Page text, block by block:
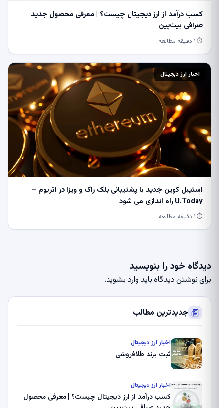
کسب درآمد از ارز دیجیتال چیست؟ | معرفی محصول جدید
صرافی بیت‌پین
⏱ ۱ دقیقه مطالعه
اخبار ارز دیجیتال
استیبل کوین جدید با پشتیبانی بلک راک و ویزا در اتریوم –
U.Today راه اندازی می شود
⏱ ۱ دقیقه مطالعه
دیدگاه خود را بنویسید
برای نوشتن دیدگاه باید وارد بشوید.
جدیدترین مطالب
اخبار ارز دیجیتال
ثبت برند طلافروشی
اخبار ارز دیجیتال
کسب درآمد از ارز دیجیتال چیست؟ | معرفی محصول